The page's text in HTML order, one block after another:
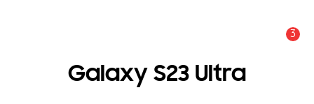
3
Galaxy S23 Ultra